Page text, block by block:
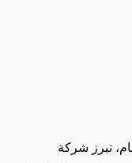
تبرز شركة